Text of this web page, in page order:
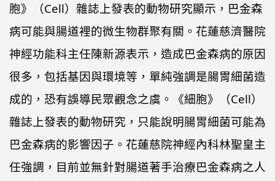
胞》（Cell）雜誌上發表的動物研究顯示，巴金森
病可能與腸道裡的微生物群聚有關。花蓮慈濟醫院
神經功能科主任陳新源表示，造成巴金森病的原因
很多，包括基因與環境等，單純強調是腸胃細菌造
成的，恐有誤導民眾觀念之虞。《細胞》（Cell）
雜誌上發表的動物研究，只能說明腸胃細菌可能為
巴金森病的影響因子。花蓮慈院神經內科林聖皇主
任強調，目前並無針對腸道著手治療巴金森病之人